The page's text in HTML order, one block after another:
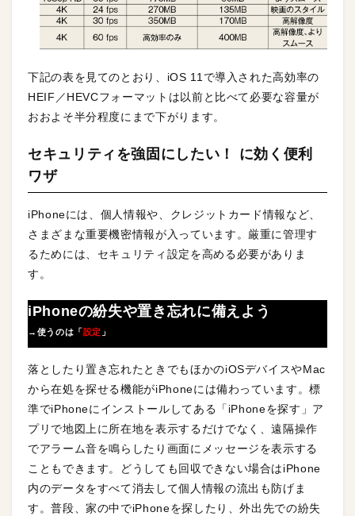
下記の表を見てのとおり、iOS 11で導入された高効率の
HEIF／HEVCフォーマットは以前と比べて必要な容量が
おおよそ半分程度にまで下がります。
セキュリティを強固にしたい！ に効く便利
ワザ
iPhoneには、個人情報や、クレジットカード情報など、
さまざまな重要機密情報が入っています。厳重に管理す
るためには、セキュリティ設定を高める必要がありま
す。
iPhoneの紛失や置き忘れに備えよう
→使うのは「 設定 」
落としたり置き忘れたときでもほかのiOSデバイスやMac
から在処を探せる機能がiPhoneには備わっています。標
準でiPhoneにインストールしてある「iPhoneを探す」ア
プリで地図上に所在地を表示するだけでなく、遠隔操作
でアラーム音を鳴らしたり画面にメッセージを表示する
こともできます。どうしても回収できない場合はiPhone
内のデータをすべて消去して個人情報の流出も防げま
す。普段、家の中でiPhoneを探したり、外出先での紛失